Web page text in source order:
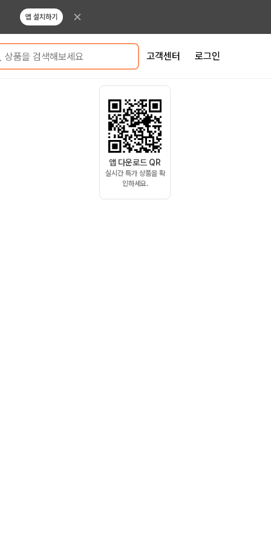
앱 설치하기
상품을 검색해보세요 고객센터 로그인
앱 다운로드 QR
실시간 특가 상품을 확
인하세요.